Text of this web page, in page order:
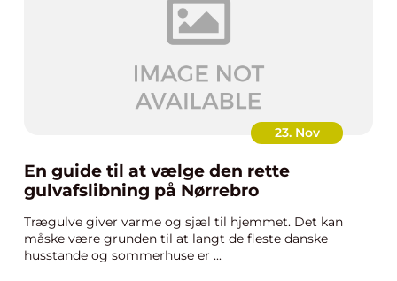
23. Nov
En guide til at vælge den rette
gulvafslibning på Nørrebro
Trægulve giver varme og sjæl til hjemmet. Det kan
måske være grunden til at langt de fleste danske
husstande og sommerhuse er ...